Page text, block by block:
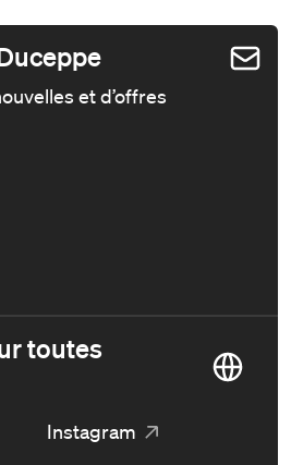
et d’offres
toutes
Instagram